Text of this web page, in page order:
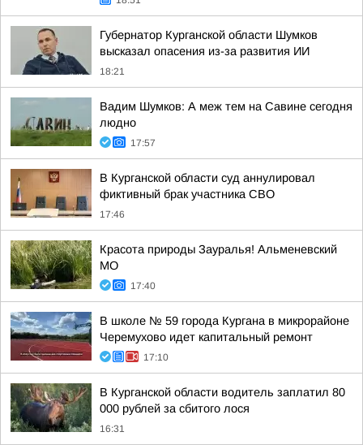
Губернатор Курганской области Шумков
высказал опасения из-за развития ИИ
18:21
Вадим Шумков: А меж тем на Савине сегодня
людно
17:57
В Курганской области суд аннулировал
фиктивный брак участника СВО
17:46
Красота природы Зауралья! Альменевский
МО
17:40
В школе № 59 города Кургана в микрорайоне
Черемухово идет капитальный ремонт
17:10
В Курганской области водитель заплатил 80
000 рублей за сбитого лося
16:31